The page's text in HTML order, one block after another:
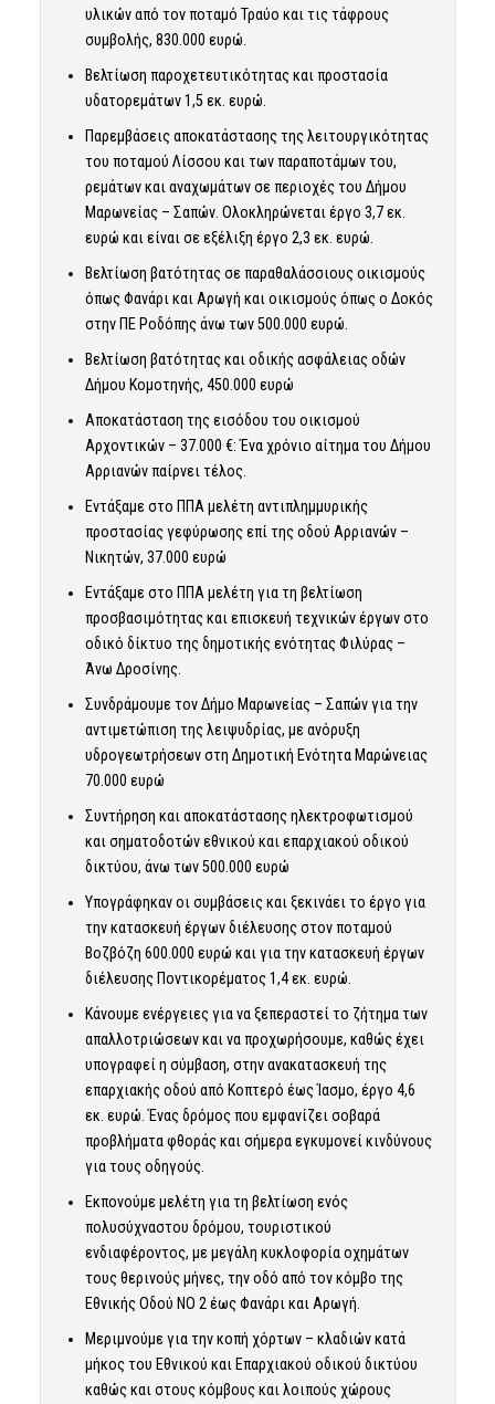
υλικών από τον ποταμό Τραύο και τις τάφρους
συμβολής, 830.000 ευρώ.
Βελτίωση παροχετευτικότητας και προστασία
υδατορεμάτων 1,5 εκ. ευρώ.
Παρεμβάσεις αποκατάστασης της λειτουργικότητας
του ποταμού Λίσσου και των παραποτάμων του,
ρεμάτων και αναχωμάτων σε περιοχές του Δήμου
Μαρωνείας – Σαπών. Ολοκληρώνεται έργο 3,7 εκ.
ευρώ και είναι σε εξέλιξη έργο 2,3 εκ. ευρώ.
Βελτίωση βατότητας σε παραθαλάσσιους οικισμούς
όπως Φανάρι και Αρωγή και οικισμούς όπως ο Δοκός
στην ΠΕ Ροδόπης άνω των 500.000 ευρώ.
Βελτίωση βατότητας και οδικής ασφάλειας οδών
Δήμου Κομοτηνής, 450.000 ευρώ
Αποκατάσταση της εισόδου του οικισμού
Αρχοντικών – 37.000 €: Ένα χρόνιο αίτημα του Δήμου
Αρριανών παίρνει τέλος.
Εντάξαμε στο ΠΠΑ μελέτη αντιπλημμυρικής
προστασίας γεφύρωσης επί της οδού Αρριανών –
Νικητών, 37.000 ευρώ
Εντάξαμε στο ΠΠΑ μελέτη για τη βελτίωση
προσβασιμότητας και επισκευή τεχνικών έργων στο
οδικό δίκτυο της δημοτικής ενότητας Φιλύρας –
Άνω Δροσίνης.
Συνδράμουμε τον Δήμο Μαρωνείας – Σαπών για την
αντιμετώπιση της λειψυδρίας, με ανόρυξη
υδρογεωτρήσεων στη Δημοτική Ενότητα Μαρώνειας
70.000 ευρώ
Συντήρηση και αποκατάστασης ηλεκτροφωτισμού
και σηματοδοτών εθνικού και επαρχιακού οδικού
δικτύου, άνω των 500.000 ευρώ
Υπογράφηκαν οι συμβάσεις και ξεκινάει το έργο για
την κατασκευή έργων διέλευσης στον ποταμού
Βοζβόζη 600.000 ευρώ και για την κατασκευή έργων
διέλευσης Ποντικορέματος 1,4 εκ. ευρώ.
Κάνουμε ενέργειες για να ξεπεραστεί το ζήτημα των
απαλλοτριώσεων και να προχωρήσουμε, καθώς έχει
υπογραφεί η σύμβαση, στην ανακατασκευή της
επαρχιακής οδού από Κοπτερό έως Ίασμο, έργο 4,6
εκ. ευρώ. Ένας δρόμος που εμφανίζει σοβαρά
προβλήματα φθοράς και σήμερα εγκυμονεί κινδύνους
για τους οδηγούς.
Εκπονούμε μελέτη για τη βελτίωση ενός
πολυσύχναστου δρόμου, τουριστικού
ενδιαφέροντος, με μεγάλη κυκλοφορία οχημάτων
τους θερινούς μήνες, την οδό από τον κόμβο της
Εθνικής Οδού ΝΟ 2 έως Φανάρι και Αρωγή.
Μεριμνούμε για την κοπή χόρτων – κλαδιών κατά
μήκος του Εθνικού και Επαρχιακού οδικού δικτύου
καθώς και στους κόμβους και λοιπούς χώρους